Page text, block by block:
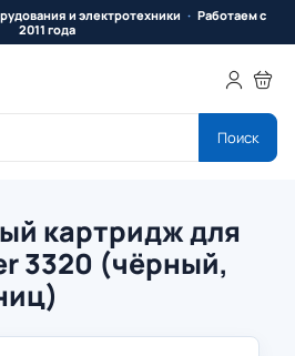
и электротехники
Работаем с
2011 года
Поиск
картридж для
3320 (чёрный,